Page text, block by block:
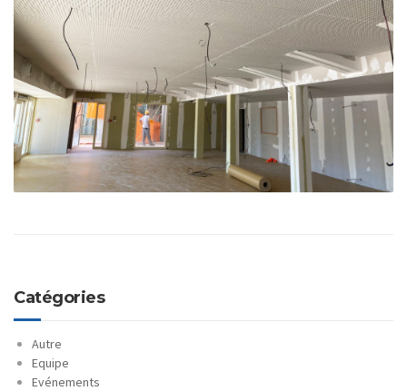
Catégories
Autre
Equipe
Evénements